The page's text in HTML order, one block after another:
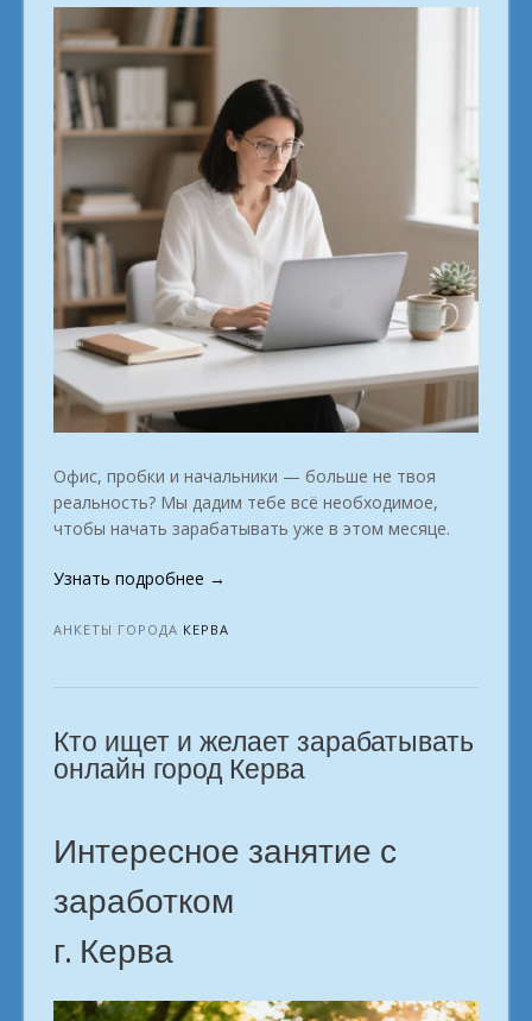
Офис, пробки и начальники — больше не твоя
реальность? Мы дадим тебе всё необходимое,
чтобы начать зарабатывать уже в этом месяце.
Узнать подробнее «Прощай,
Твой
к
заработку.
в
городе
→
АНКЕТЫ ГОРОДА КЕРВА
Кто ищет и желает зарабатывать
онлайн город Керва
Интересное занятие с
заработком
г. Керва